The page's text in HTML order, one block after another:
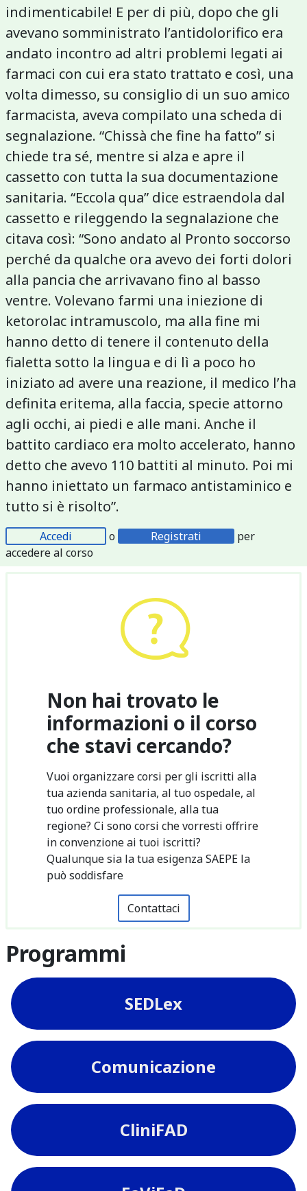
indimenticabile! E per di più, dopo che gli
avevano somministrato l’antidolorifico era
andato incontro ad altri problemi legati ai
farmaci con cui era stato trattato e così, una
volta dimesso, su consiglio di un suo amico
farmacista, aveva compilato una scheda di
segnalazione. “Chissà che fine ha fatto” si
chiede tra sé, mentre si alza e apre il
cassetto con tutta la sua documentazione
sanitaria. “Eccola qua” dice estraendola dal
cassetto e rileggendo la segnalazione che
citava così: “Sono andato al Pronto soccorso
perché da qualche ora avevo dei forti dolori
alla pancia che arrivavano fino al basso
ventre. Volevano farmi una iniezione di
ketorolac intramuscolo, ma alla fine mi
hanno detto di tenere il contenuto della
fialetta sotto la lingua e di lì a poco ho
iniziato ad avere una reazione, il medico l’ha
definita eritema, alla faccia, specie attorno
agli occhi, ai piedi e alle mani. Anche il
battito cardiaco era molto accelerato, hanno
detto che avevo 110 battiti al minuto. Poi mi
hanno iniettato un farmaco antistaminico e
tutto si è risolto”.
Accedi o Registrati
per
accedere al corso
Non hai trovato le
informazioni o il corso
che stavi cercando?
Vuoi organizzare corsi per gli iscritti alla
tua azienda sanitaria, al tuo ospedale, al
tuo ordine professionale, alla tua
regione? Ci sono corsi che vorresti offrire
in convenzione ai tuoi iscritti?
Qualunque sia la tua esigenza SAEPE la
può soddisfare
Contattaci
Programmi
SEDLex
Comunicazione
CliniFAD